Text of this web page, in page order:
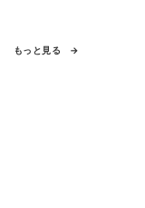
もっと見る